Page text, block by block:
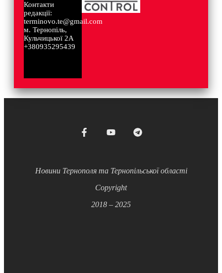
Контакти
редакції:
terminovo.te@gmail.com
м. Тернопіль,
Кульчицької 2А
+380935295439
Новини Тернополя та Тернопільської області
Copyright
2018 – 2025